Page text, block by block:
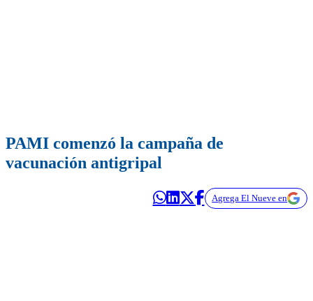
PAMI comenzó la campaña de
vacunación antigripal
Agrega El Nueve en